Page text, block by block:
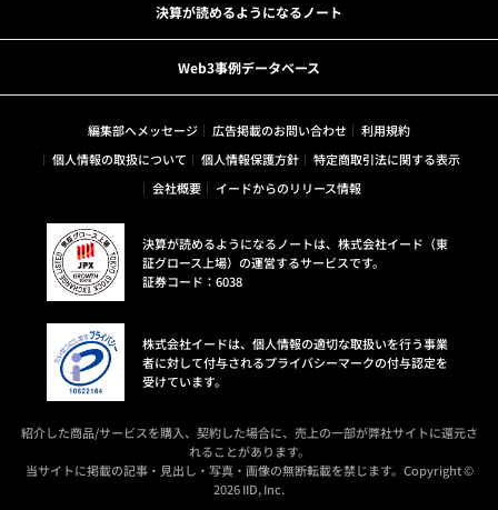
決算が読めるようになるノート
Web3事例データベース
編集部へメッセージ 広告掲載のお問い合わせ
利用規約
個人情報の取扱について
個人情報保護方針
特定商取引法に関する表示
会社概要
イードからのリリース情報
決算が読めるようになるノートは、株式会社イード（東
証グロース上場）の運営するサービスです。
証券コード：6038
株式会社イードは、個人情報の適切な取扱いを行う事業
者に対して付与されるプライバシーマークの付与認定を
受けています。
紹介した商品/サービスを購入、契約した場合に、売上の一部が弊社サイトに還元さ
れることがあります。
当サイトに掲載の記事・見出し・写真・画像の無断転載を禁じます。Copyright ©
2026 IID, Inc.